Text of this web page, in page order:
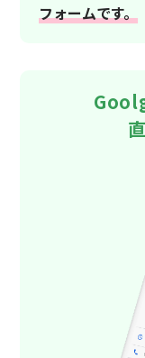
フォームです。